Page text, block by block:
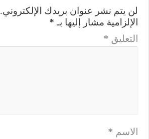
لن يتم نشر عنوان بريدك الإلكتروني.
الإلزامية مشار إليها بـ *
التعليق *
الاسم *